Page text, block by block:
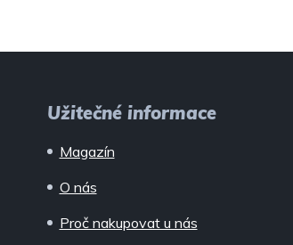
Užitečné informace
Magazín
O nás
Proč nakupovat u nás